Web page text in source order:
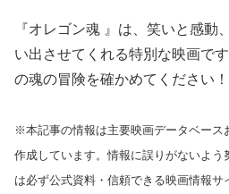
『オレゴン魂 』は、笑いと感動
い出させてくれる特別な映画で
の魂の冒険を確かめてください
※本記事の情報は主要映画データベース
作成しています。情報に誤りがないよう
は必ず公式資料・信頼できる映画情報サ